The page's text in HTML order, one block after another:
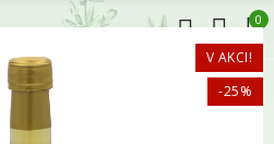
0
V AKCI!
-25%